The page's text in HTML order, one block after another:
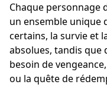
Chaque personnage
un ensemble unique
certains, la survie et
absolues, tandis que
besoin de
ou la quête de